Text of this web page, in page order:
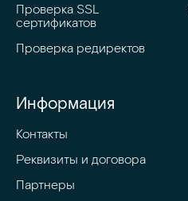
Проверка SSL
сертификатов
Проверка редиректов
Информация
Контакты
Реквизиты и договора
Партнеры